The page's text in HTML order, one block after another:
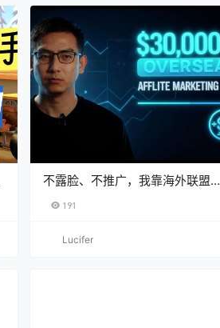
不露脸、不推广，我靠海外联盟营
191
Lucifer